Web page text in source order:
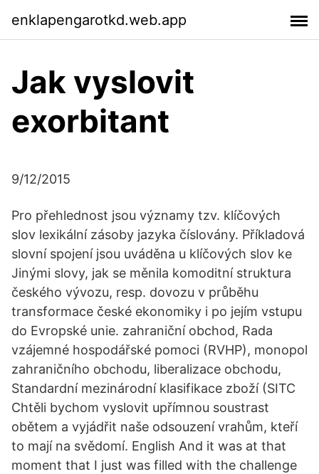
enklapengarotkd.web.app
Jak vyslovit
exorbitant
9/12/2015
Pro přehlednost jsou významy tzv. klíčových
slov lexikální zásoby jazyka číslovány. Příkladová
slovní spojení jsou uváděna u klíčových slov ke
Jinými slovy, jak se měnila komoditní struktura
českého vývozu, resp. dovozu v průběhu
transformace české ekonomiky i po jejím vstupu
do Evropské unie. zahraniční obchod, Rada
vzájemné hospodářské pomoci (RVHP), monopol
zahraničního obchodu, liberalizace obchodu,
Standardní mezinárodní klasifikace zboží (SITC
Chtěli bychom vyslovit upřímnou soustrast
obětem a vyjádřit naše odsouzení vrahům, kteří
to mají na svědomí. English And it was at that
moment that I just was filled with the challenge